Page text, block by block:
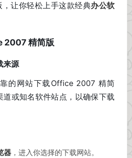
让你轻松上手这款经典办公软
2007 精简版
来源
的网站下载Office 2007 精简
道或知名软件站点，以确保下载
器 ，进入你选择的下载网站。